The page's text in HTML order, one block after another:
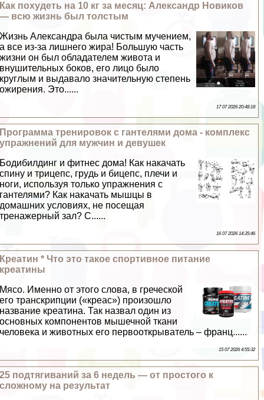
Как похудеть на 10 кг за месяц: Александр Новиков
— всю жизнь был толстым
Жизнь Александра была чистым мучением,
а все из-за лишнего жира! Большую часть
жизни он был обладателем живота и
внушительных боков, его лицо было
круглым и выдавало значительную степень
ожирения. Это......
17 07 2026 20:48:18
Программа тренировок с гантелями дома - комплекс
упражнений для мужчин и дeвyшек
Бодибилдинг и фитнес дома! Как накачать
спину и трицепс, гpyдь и бицепс, плечи и
ноги, используя только упражнения с
гантелями? Как накачать мышцы в
домашних условиях, не посещая
тренажерный зал? С......
16 07 2026 14:35:46
Креатин * Что это такое спортивное питание
креатины
Мясо. Именно от этого слова, в греческой
его трaнcкрипции («креас») произошло
название креатина. Так назвал один из
основных компонентов мышечной ткани
человека и животных его первооткрыватель – франц......
15 07 2026 4:55:32
25 подтягиваний за 6 недель — от простого к
сложному на результат